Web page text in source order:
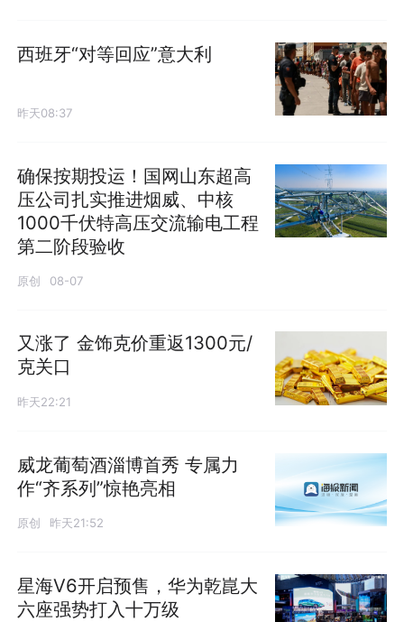
西班牙“对等回应”意大利
昨天08:37
确保按期投运！国网山东超高
压公司扎实推进烟威、中核
1000千伏特高压交流输电工程
第二阶段验收
原创 08-07
又涨了 金饰克价重返1300元/
克关口
昨天22:21
威龙葡萄酒淄博首秀 专属力
作“齐系列”惊艳亮相
原创 昨天21:52
星海V6开启预售，华为乾崑大
六座强势打入十万级